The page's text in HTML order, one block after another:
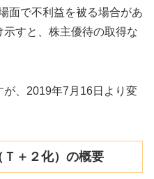
面で不利益を被る場合があ
すと、株主優待の取得な
、2019年7月16日より変
＋２化）の概要